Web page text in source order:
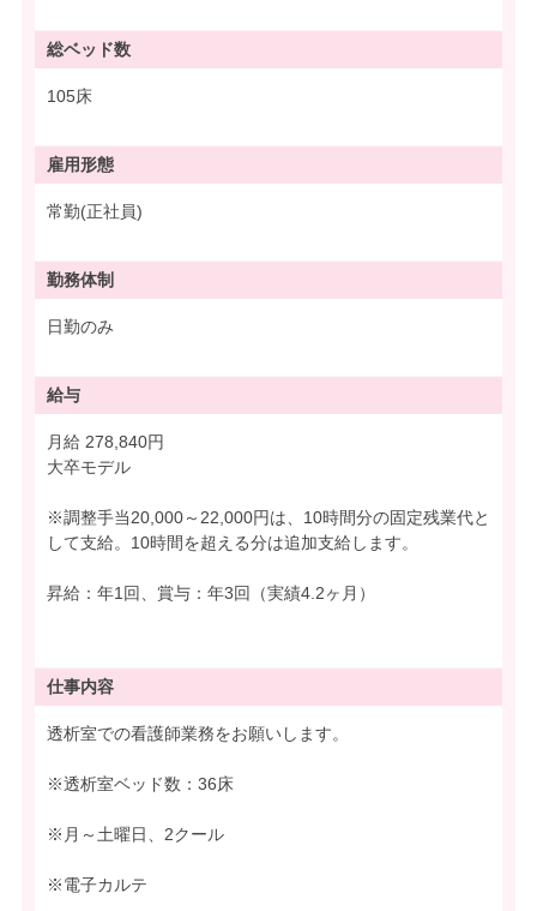
総ベッド数
105床
雇用形態
常勤(正社員)
勤務体制
日勤のみ
給与
月給 278,840円
大卒モデル
※調整手当20,000～22,000円は、10時間分の固定残業代と
して支給。10時間を超える分は追加支給します。
昇給：年1回、賞与：年3回（実績4.2ヶ月）
仕事内容
透析室での看護師業務をお願いします。
※透析室ベッド数：36床
※月～土曜日、2クール
※電子カルテ